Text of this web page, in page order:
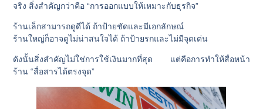
จริง สิ่งสำคัญกว่าคือ “การออกแบบให้เหมาะกับธุรกิจ”
ร้านเล็กสามารถดูดีได้ ถ้าป้ายชัดและมีเอกลักษณ์
ร้านใหญ่ก็อาจดูไม่น่าสนใจได้ ถ้าป้ายรกและไม่มีจุดเด่น
ดังนั้นสิ่งสำคัญไม่ใช่การใช้เงินมากที่สุด แต่คือการทำให้สื่อหน้า
ร้าน “สื่อสารได้ตรงจุด”